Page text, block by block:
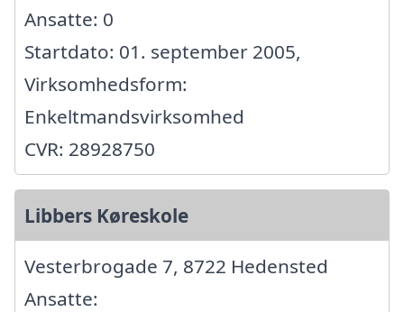
Ansatte: 0
Startdato: 01. september 2005,
Virksomhedsform:
Enkeltmandsvirksomhed
CVR: 28928750
Libbers Køreskole
Vesterbrogade 7, 8722 Hedensted
Ansatte: